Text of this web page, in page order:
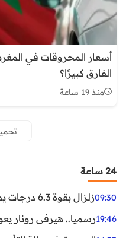
أسعار المحروقات في
الفارق كبيرًا؟
منذ 19 ساعة
24 ساعة
09:30زلزال بقوة 6.3 درجات يضرب جنوب الفلبين.. ولا تحذير من تسونامي حتى الآن
19:46رسميا.. هيرفي رونار